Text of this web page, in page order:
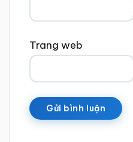
Trang web